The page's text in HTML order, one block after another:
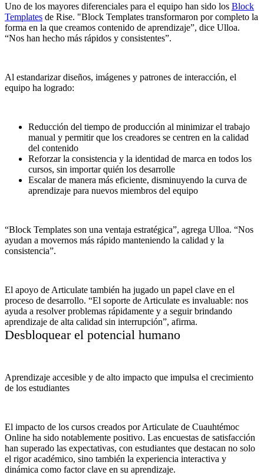
Uno de los mayores diferenciales para el equipo han sido los Block
Templates de Rise. "Block Templates transformaron por completo la
forma en la que creamos contenido de aprendizaje”, dice Ulloa.
“Nos han hecho más rápidos y consistentes”.
Al estandarizar diseños, imágenes y patrones de interacción, el
equipo ha logrado:
Reducción del tiempo de producción al minimizar el trabajo
manual y permitir que los creadores se centren en la calidad
del contenido
Reforzar la consistencia y la identidad de marca en todos los
cursos, sin importar quién los desarrolle
Escalar de manera más eficiente, disminuyendo la curva de
aprendizaje para nuevos miembros del equipo
“Block Templates son una ventaja estratégica”, agrega Ulloa. “Nos
ayudan a movernos más rápido manteniendo la calidad y la
consistencia”.
El apoyo de Articulate también ha jugado un papel clave en el
proceso de desarrollo. “El soporte de Articulate es invaluable: nos
ayuda a resolver problemas rápidamente y a seguir brindando
aprendizaje de alta calidad sin interrupción”, afirma.
Desbloquear el potencial humano
Aprendizaje accesible y de alto impacto que impulsa el crecimiento
de los estudiantes
El impacto de los cursos creados por Articulate de Cuauhtémoc
Online ha sido notablemente positivo. Las encuestas de satisfacción
han superado las expectativas, con estudiantes que destacan no solo
el rigor académico, sino también la experiencia interactiva y
dinámica como factor clave en su aprendizaje.